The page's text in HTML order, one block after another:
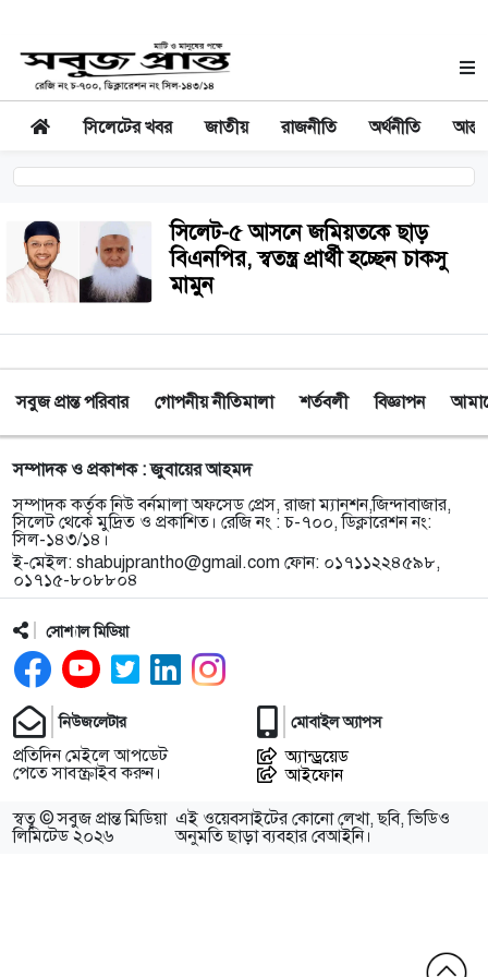
সিলেটের খবর জাতীয় রাজনীতি অর্থনীতি
সিলেট-৫ আসনে জমিয়তকে ছাড়
বিএনপির, স্বতন্ত্র প্রার্থী হচ্ছেন চাকসু
মামুন
সবুজ প্রান্ত পরিবার গোপনীয় নীতিমালা শর্তবলী বিজ্ঞাপন
সম্পাদক ও প্রকাশক : জুবায়ের আহমদ
সম্পাদক কর্তৃক নিউ বর্নমালা অফসেড প্রেস, রাজা ম্যানশন,জিন্দাবাজার,
সিলেট থেকে মুদ্রিত ও প্রকাশিত। রেজি নং : চ-৭০০, ডিক্লারেশন নং:
সিল-১৪৩/১৪।
ই-মেইল: shabujprantho@gmail.com ফোন: ০১৭১১২২৪৫৯৮,
০১৭১৫-৮০৮৮০৪
সোশ্যাল মিডিয়া
নিউজলেটার
প্রতিদিন মেইলে আপডেট
পেতে সাবস্ক্রাইব করুন।
মোবাইল অ্যাপস
অ্যান্ড্রয়েড
আইফোন
স্বত্ব © সবুজ প্রান্ত মিডিয়া
লিমিটেড ২০২৬
এই ওয়েবসাইটের কোনো লেখা, ছবি, ভিডিও
অনুমতি ছাড়া ব্যবহার বেআইনি।